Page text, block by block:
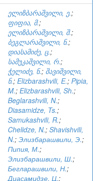
ელიზბარაშვილი, ე.;
ფიფია, მ.;
ელიზბარაშვილი, შ.;
ბეგლარაშვილი, ნ.;
დიასამიძე, ც.;
სამუკაშვილი, რ.;
ჭელიძე, ნ.; შავიშვილი,
ნ.; Elizbarashvili, E.; Pipia,
M.; Elizbarashvili, Sh.;
Beglarashvili, N.;
Diasamidze, Ts.;
Samukashvili, R.;
Chelidze, N.; Shavishvili,
N.; Элизбарашвили, Э.;
Пипия, М.;
Элизбарашвили, Ш.;
Бегларашвили, Н.;
Диасамидзе, Ц.;